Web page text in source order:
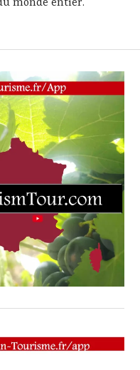
d’expériences